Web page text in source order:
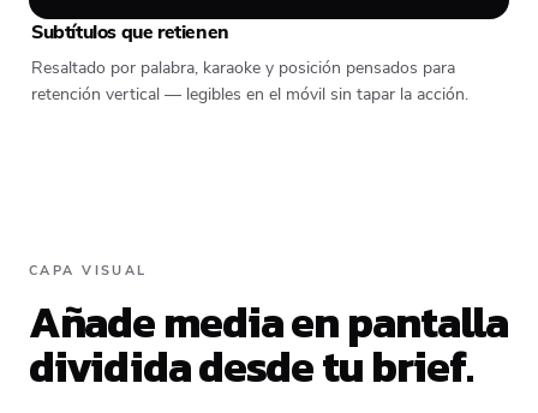
Subtítulos que retienen
Resaltado por palabra, karaoke y posición pensados para
retención vertical — legibles en el móvil sin tapar la acción.
CAPA VISUAL
Añade media en pantalla
dividida desde tu brief.